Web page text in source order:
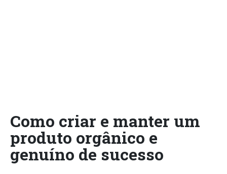
Como criar e manter um
produto orgânico e
genuíno de sucesso